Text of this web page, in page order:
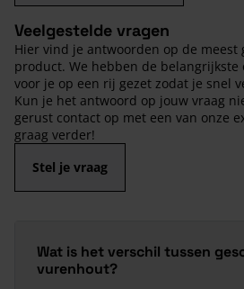
Veelgestelde vragen
Hier vind je antwoorden op de meest
product. We hebben de
voor je op een rij gezet zodat je snel
Kun je het antwoord op jouw vraag
gerust contact op met een van onze
graag verder!
Stel je vraag
Wat is het verschil tussen
vurenhout?